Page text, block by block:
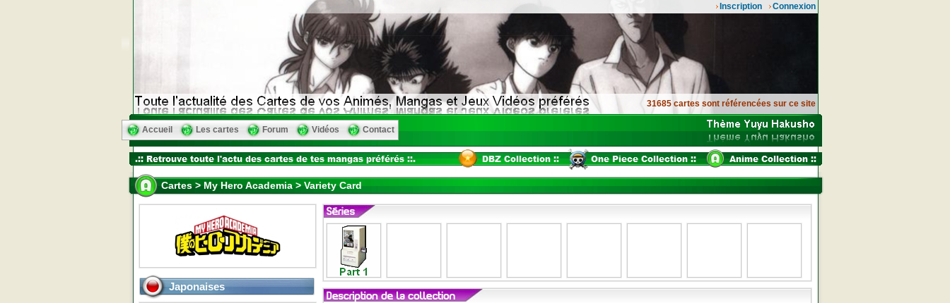
Connexion
Inscription
31685 cartes sont référencées sur ce site
Accueil Les cartes Forum Vidéos Contact
Cartes > My Hero Academia > Variety Card
Japonaises